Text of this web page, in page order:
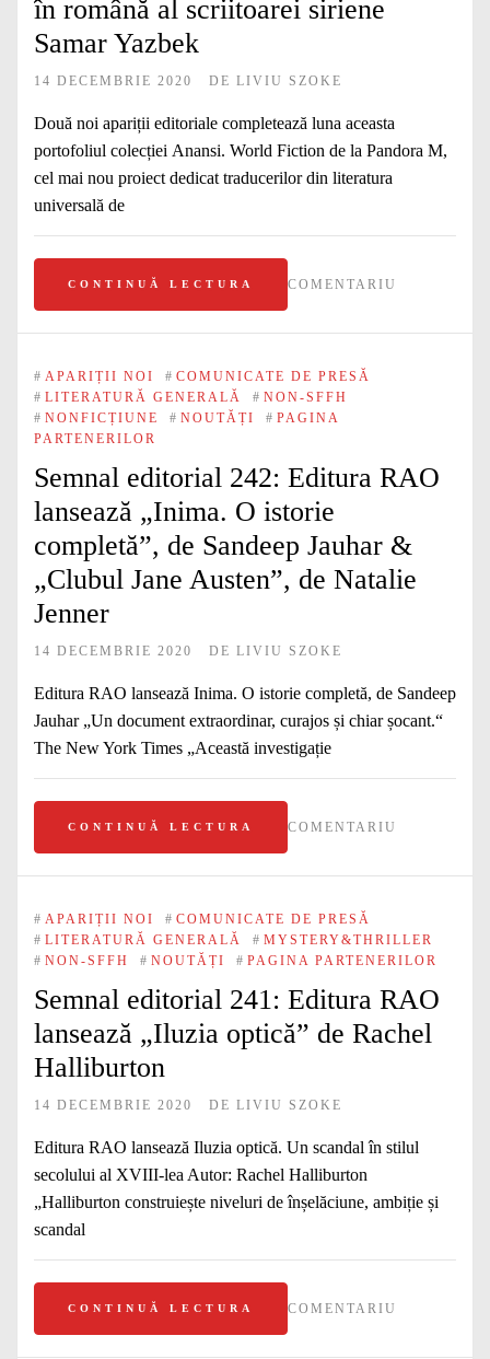
în română al scriitoarei siriene
Samar Yazbek
14 DECEMBRIE 2020 DE LIVIU SZOKE
Două noi apariții editoriale completează luna aceasta
portofoliul colecției Anansi. World Fiction de la Pandora M,
cel mai nou proiect dedicat traducerilor din literatura
universală de
CONTINUĂ LECTURA COMENTARIU
# APARIȚII NOI # COMUNICATE DE PRESĂ
# LITERATURĂ GENERALĂ # NON-SFFH
# NONFICȚIUNE # NOUTĂȚI # PAGINA
PARTENERILOR
Semnal editorial 242: Editura RAO
lansează „Inima. O istorie
completă”, de Sandeep Jauhar &
„Clubul Jane Austen”, de Natalie
Jenner
14 DECEMBRIE 2020 DE LIVIU SZOKE
Editura RAO lansează Inima. O istorie completă, de Sandeep
Jauhar „Un document extraordinar, curajos și chiar șocant.“
The New York Times „Această investigație
CONTINUĂ LECTURA COMENTARIU
# APARIȚII NOI # COMUNICATE DE PRESĂ
# LITERATURĂ GENERALĂ # MYSTERY&THRILLER
# NON-SFFH # NOUTĂȚI # PAGINA PARTENERILOR
Semnal editorial 241: Editura RAO
lansează „Iluzia optică” de Rachel
Halliburton
14 DECEMBRIE 2020 DE LIVIU SZOKE
Editura RAO lansează Iluzia optică. Un scandal în stilul
secolului al XVIII‑lea Autor: Rachel Halliburton
„Halliburton construiește niveluri de înșelăciune, ambiție și
scandal
CONTINUĂ LECTURA COMENTARIU